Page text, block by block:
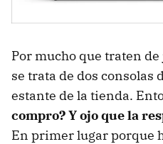
Por mucho que traten
se trata de dos consolas
estante de la tienda.
compro? Y ojo que la
En primer lugar porque